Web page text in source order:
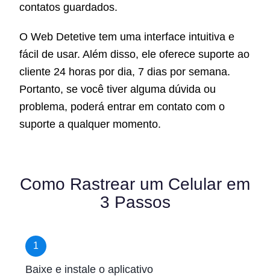
contatos guardados.
O Web Detetive tem uma interface intuitiva e
fácil de usar. Além disso, ele oferece suporte ao
cliente 24 horas por dia, 7 dias por semana.
Portanto, se você tiver alguma dúvida ou
problema, poderá entrar em contato com o
suporte a qualquer momento.
Como Rastrear um Celular em
3 Passos
1
Baixe e instale o aplicativo